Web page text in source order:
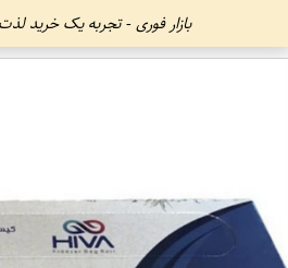
بازار فوری - تجربه یک خرید